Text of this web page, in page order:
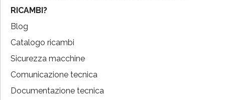
RICAMBI?
Blog
Catalogo ricambi
Sicurezza macchine
Comunicazione tecnica
Documentazione tecnica